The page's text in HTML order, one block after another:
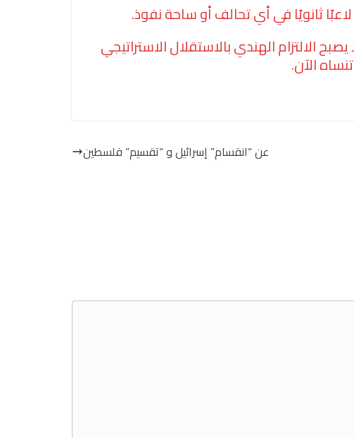
ثانويًا في أي تحالف أو ساحة نفوذ.
الالتزام الهندي بالاستقلال الاستراتيجي
الآن.
عن “انقسام” إسرائيل و “تقسيم” فلسطين